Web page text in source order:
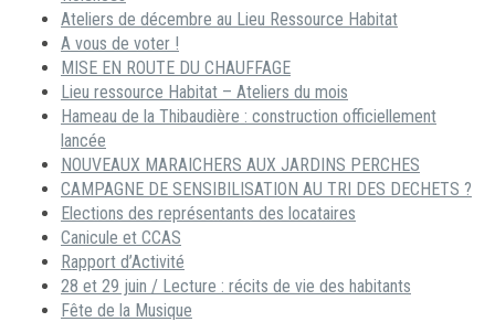
Ateliers de décembre au Lieu Ressource Habitat
A vous de voter !
MISE EN ROUTE DU CHAUFFAGE
Lieu ressource Habitat – Ateliers du mois
Hameau de la Thibaudière : construction officiellement
lancée
NOUVEAUX MARAICHERS AUX JARDINS PERCHES
CAMPAGNE DE SENSIBILISATION AU TRI DES DECHETS ?
Elections des représentants des locataires
Canicule et CCAS
Rapport d’Activité
28 et 29 juin / Lecture : récits de vie des habitants
Fête de la Musique